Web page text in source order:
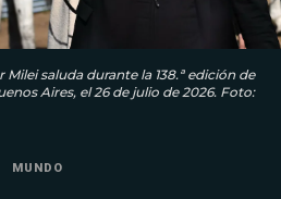
saluda durante la 138.ª edición de
Aires, el 26 de julio de 2026. Foto:
MUNDO